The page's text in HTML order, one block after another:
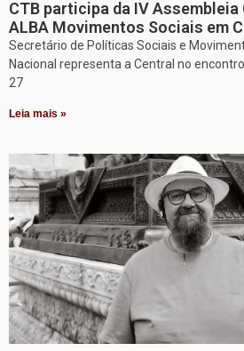
CTB participa da IV
ALBA Movimentos Sociais em
Secretário de Políticas Sociais e
Nacional representa a Central no
27
Leia mais »